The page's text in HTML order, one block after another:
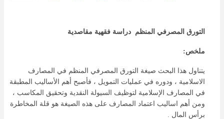
التورق المصرفي المنظم دراسة فقهية مقاصدية
ملخص:
يتناول هذا البحث صيغة التورق المصرفي المنظم في المصارف
الاسلامية ، ودوره في عمليات التمويل ، فأصبح أهم الأساليب المطبقة
في المصارف الإسلامية لتوظيف السيولة النقدية وتحقيق المكاسب ،
ومن أهم اساليب اعتماد المصارف على هذه الصيغة هو قلة المخاطرة
برأس المال .